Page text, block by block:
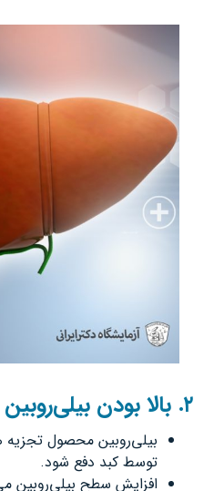
۲.بالا بودن بیلی‌روبین
بیلی‌روبین محصول تجزیه
توسط کبد دفع شود.
افزایش سطح بیلی‌روبین